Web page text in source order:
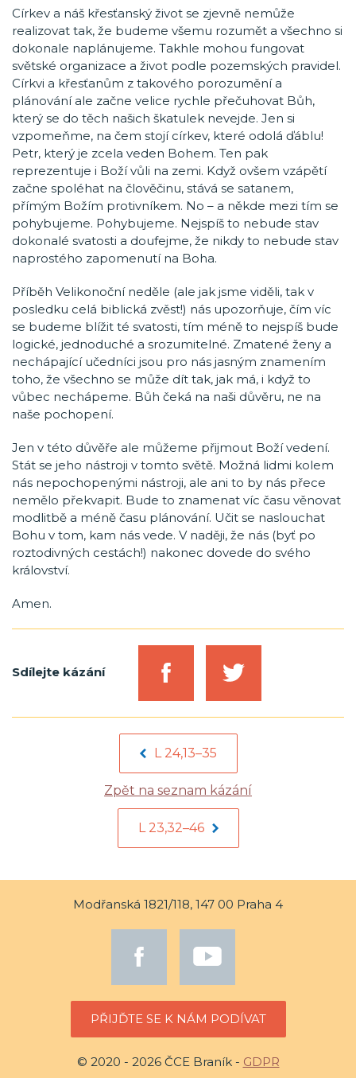
Církev a náš křesťanský život se zjevně nemůže
realizovat tak, že budeme všemu rozumět a všechno si
dokonale naplánujeme. Takhle mohou fungovat
světské organizace a život podle pozemských pravidel.
Církvi a křesťanům z takového porozumění a
plánování ale začne velice rychle přečuhovat Bůh,
který se do těch našich škatulek nevejde. Jen si
vzpomeňme, na čem stojí církev, které odolá ďáblu!
Petr, který je zcela veden Bohem. Ten pak
reprezentuje i Boží vůli na zemi. Když ovšem vzápětí
začne spoléhat na člověčinu, stává se satanem,
přímým Božím protivníkem. No – a někde mezi tím se
pohybujeme. Pohybujeme. Nejspíš to nebude stav
dokonalé svatosti a doufejme, že nikdy to nebude stav
naprostého zapomenutí na Boha.
Příběh Velikonoční neděle (ale jak jsme viděli, tak v
posledku celá biblická zvěst!) nás upozorňuje, čím víc
se budeme blížit té svatosti, tím méně to nejspíš bude
logické, jednoduché a srozumitelné. Zmatené ženy a
nechápající učedníci jsou pro nás jasným znamením
toho, že všechno se může dít tak, jak má, i když to
vůbec nechápeme. Bůh čeká na naši důvěru, ne na
naše pochopení.
Jen v této důvěře ale můžeme přijmout Boží vedení.
Stát se jeho nástroji v tomto světě. Možná lidmi kolem
nás nepochopenými nástroji, ale ani to by nás přece
nemělo překvapit. Bude to znamenat víc času věnovat
modlitbě a méně času plánování. Učit se naslouchat
Bohu v tom, kam nás vede. V naději, že nás (byť po
roztodivných cestách!) nakonec dovede do svého
království.
Amen.
Sdílejte kázání
L 24,13–35
Zpět na seznam kázání
L 23,32–46
Modřanská 1821/118, 147 00 Praha 4
PŘIJĎTE SE K NÁM PODÍVAT
© 2020 - 2026 ČCE Braník - GDPR